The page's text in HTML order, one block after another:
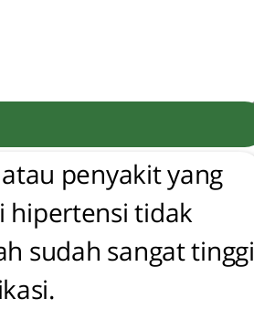
penyakit yang
hipertensi tidak
sudah sangat tinggi